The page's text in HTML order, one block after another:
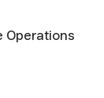
Operations